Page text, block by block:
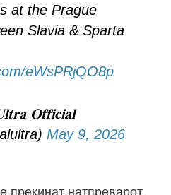
at the Prague
Slavia & Sparta
eWsPRjQO8p
𝐎𝐟𝐟𝐢𝐜𝐢𝐚𝐥
May 9, 2026
прекинат натпреварот,